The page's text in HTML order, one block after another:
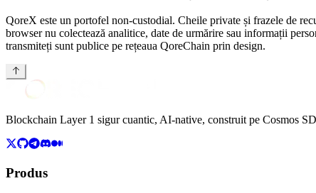
QoreX este un portofel non-custodial. Cheile private și frazele de
browser nu colectează analitice, date de urmărire sau informații
transmiteți sunt publice pe rețeaua QoreChain prin design.
Blockchain Layer 1 sigur cuantic, AI-native, construit pe Cosmos
Produs